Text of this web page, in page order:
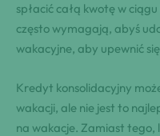
spłacić całą kwotę w
często wymagają, abyś
wakacyjne, aby upewnić
Kredyt konsolidacyjny
wakacji, ale nie jest to
na wakacje. Zamiast tego,